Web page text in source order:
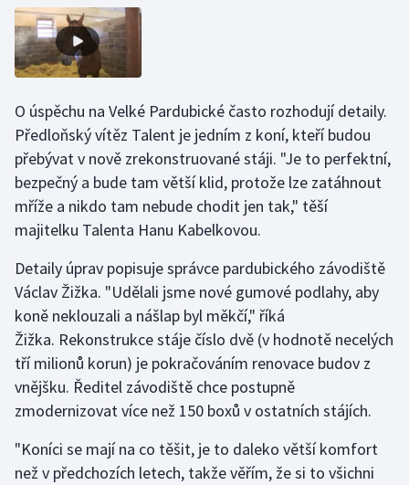
Judo
Krasobruslení
Lezení
Lyže a snowboard
Moderní pětiboj
Motorsport
Olympijské hry
Parasport
Plavání
Plážový volejbal
Ragby
O úspěchu na Velké Pardubické často rozhodují detaily.
Předloňský vítěz Talent je jedním z koní, kteří budou
přebývat v nově zrekonstruované stáji. "Je to perfektní,
bezpečný a bude tam větší klid, protože lze zatáhnout
mříže a nikdo tam nebude chodit jen tak," těší
majitelku Talenta Hanu Kabelkovou.
Detaily úprav popisuje správce pardubického závodiště
Václav Žižka. "Udělali jsme nové gumové podlahy, aby
koně neklouzali a nášlap byl měkčí," říká
Žižka. Rekonstrukce stáje číslo dvě (v hodnotě necelých
tří milionů korun) je pokračováním renovace budov z
vnějšku. Ředitel závodiště chce postupně
zmodernizovat více než 150 boxů v ostatních stájích.
"Koníci se mají na co těšit, je to daleko větší komfort
než v předchozích letech, takže věřím, že si to všichni